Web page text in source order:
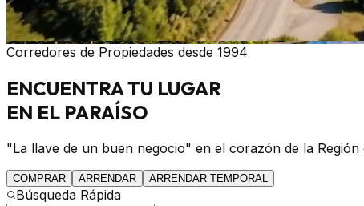
Corredores de Propiedades desde 1994
ENCUENTRATU LUGAR
EN EL PARAÍSO
"La llave de un buen negocio" en el corazón de la Región
COMPRAR ARRENDAR ARRENDAR TEMPORAL
Búsqueda Rápida